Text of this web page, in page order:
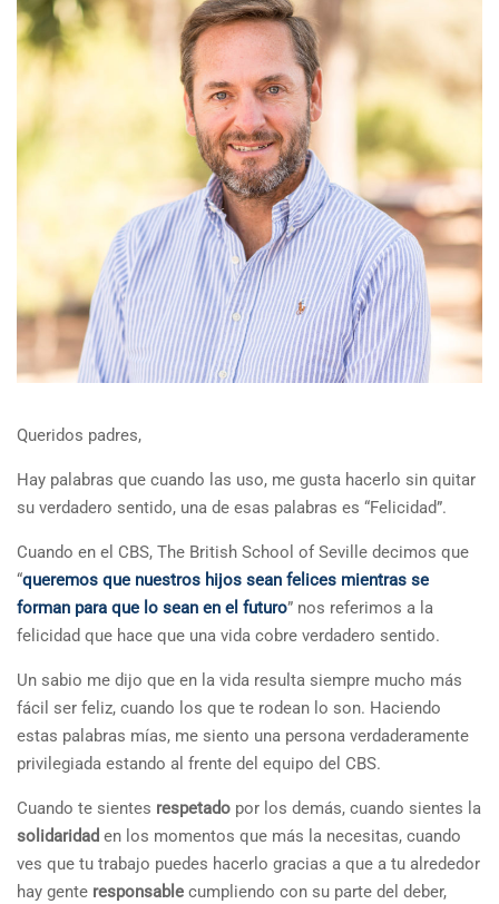
Queridos padres,
Hay palabras que cuando las uso, me gusta hacerlo sin quitar
su verdadero sentido, una de esas palabras es “Felicidad”.
Cuando en el CBS, The British School of Seville decimos que
“queremos que nuestros hijos sean felices mientras se
forman para que lo sean en el futuro” nos referimos a la
felicidad que hace que una vida cobre verdadero sentido.
Un sabio me dijo que en la vida resulta siempre mucho más
fácil ser feliz, cuando los que te rodean lo son. Haciendo
estas palabras mías, me siento una persona verdaderamente
privilegiada estando al frente del equipo del CBS.
Cuando te sientes respetado por los demás, cuando sientes la
solidaridad en los momentos que más la necesitas, cuando
ves que tu trabajo puedes hacerlo gracias a que a tu alrededor
hay gente responsable cumpliendo con su parte del deber,